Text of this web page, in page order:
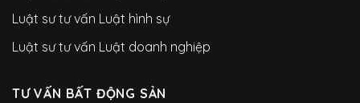
Luật sư tư vấn Luật hình sự
Luật sư tư vấn Luật doanh nghiệp
TƯ VẤN BẤT ĐỘNG SẢN